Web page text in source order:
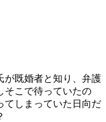
が既婚者と知り、弁護
そこで待っていたの
てしまっていた日向だ